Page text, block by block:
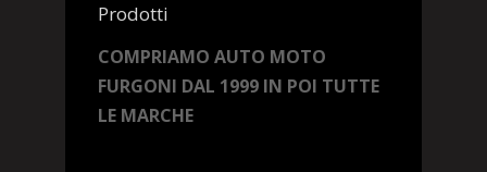
Prodotti
COMPRIAMO AUTO MOTO
FURGONI DAL 1999 IN POI TUTTE
LE MARCHE